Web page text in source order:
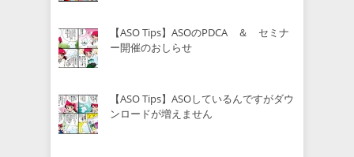
【ASO Tips】ASOのPDCA ＆ セミナ
ー開催のおしらせ
【ASO Tips】ASOしているんですがダウ
ンロードが増えません